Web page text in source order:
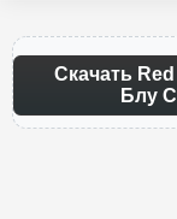
Скачать
Блу